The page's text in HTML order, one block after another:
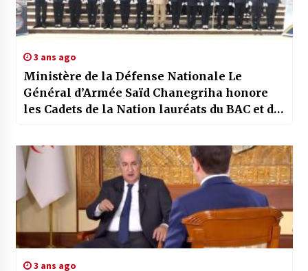
3 ans ago
Ministère de la Défense Nationale Le
Général d’Armée Saïd Chanegriha honore
les Cadets de la Nation lauréats du BAC et du
3 ans ago